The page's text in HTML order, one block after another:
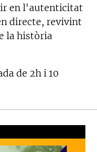
en l'autenticitat
directe, revivint
la història
de 2h i 10